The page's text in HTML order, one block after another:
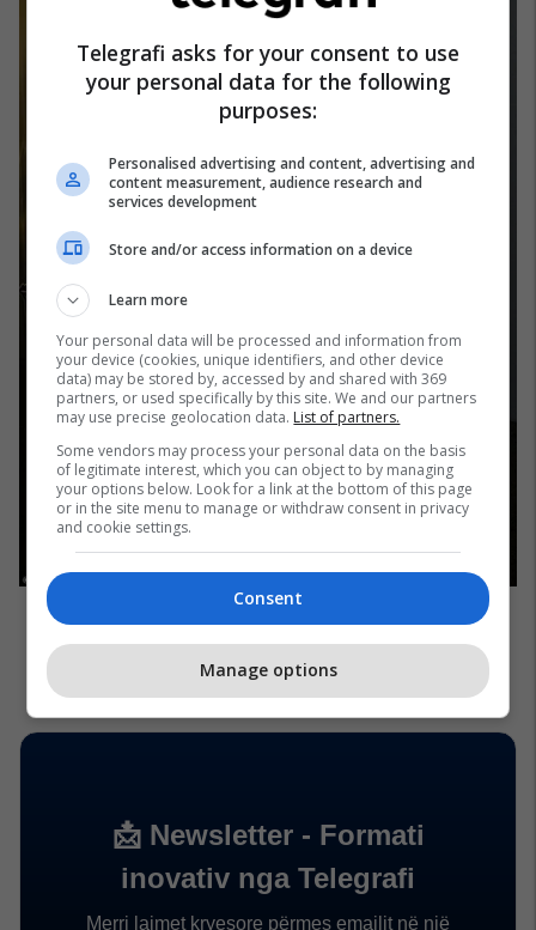
Telegrafi asks for your consent to use
your personal data for the following
purposes:
Personalised advertising and content, advertising and
content measurement, audience research and
services development
Store and/or access information on a device
Learn more
Your personal data will be processed and information from
your device (cookies, unique identifiers, and other device
data) may be stored by, accessed by and shared with 369
partners, or used specifically by this site. We and our partners
may use precise geolocation data. List of partners.
Some vendors may process your personal data on the basis
of legitimate interest, which you can object to by managing
your options below. Look for a link at the bottom of this page
or in the site menu to manage or withdraw consent in privacy
and cookie settings.
Consent
Manage options